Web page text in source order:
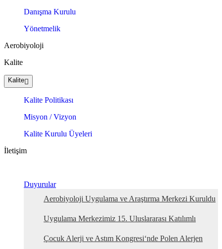
Danışma Kurulu
Yönetmelik
Aerobiyoloji
Kalite
Kalite
Kalite Politikası
Misyon / Vizyon
Kalite Kurulu Üyeleri
İletişim
Duyurular
Aerobiyoloji Uygulama ve Araştırma Merkezi Kuruldu
Uygulama Merkezimiz 15. Uluslararası Katılımlı
Çocuk Alerji ve Astım Kongresi‘nde Polen Alerjen